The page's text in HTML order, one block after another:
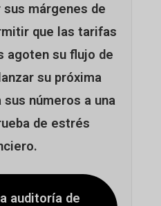
sus márgenes de
que las tarifas
agoten su flujo de
su próxima
números a una
de estrés
auditoría de